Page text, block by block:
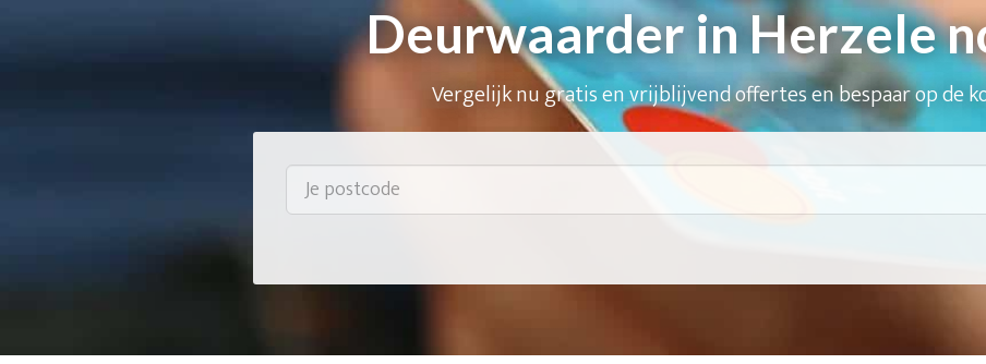
Deurwaarder in Herzele
Vergelijk nu gratis en vrijblijvend offertes en bespaar op de